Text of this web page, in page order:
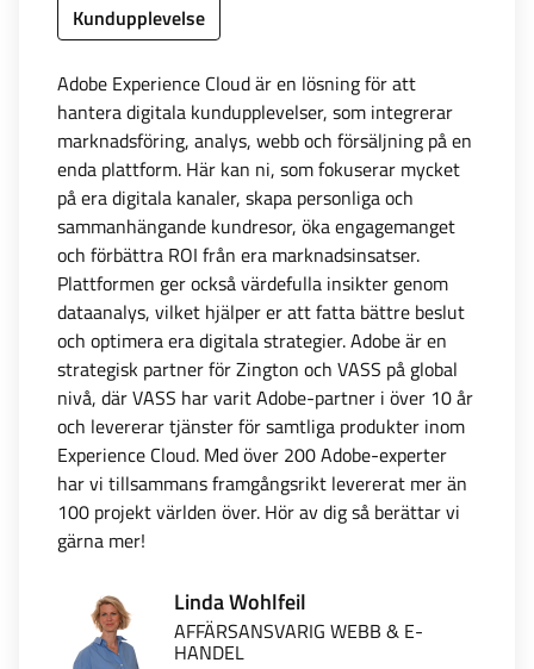
Kundupplevelse
Adobe Experience Cloud är en lösning för att
hantera digitala kundupplevelser, som integrerar
marknadsföring, analys, webb och försäljning på en
enda plattform. Här kan ni, som fokuserar mycket
på era digitala kanaler, skapa personliga och
sammanhängande kundresor, öka engagemanget
och förbättra ROI från era marknadsinsatser.
Plattformen ger också värdefulla insikter genom
dataanalys, vilket hjälper er att fatta bättre beslut
och optimera era digitala strategier. Adobe är en
strategisk partner för Zington och VASS på global
nivå, där VASS har varit Adobe-partner i över 10 år
och levererar tjänster för samtliga produkter inom
Experience Cloud. Med över 200 Adobe-experter
har vi tillsammans framgångsrikt levererat mer än
100 projekt världen över. Hör av dig så berättar vi
gärna mer!
Linda Wohlfeil
AFFÄRSANSVARIG WEBB & E-
HANDEL